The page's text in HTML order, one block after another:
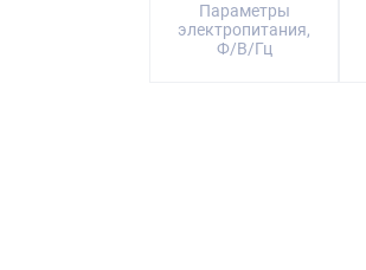
Параметры
электропитания,
Ф/В/Гц